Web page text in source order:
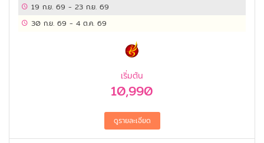
19 ก.ย. 69 - 23 ก.ย. 69
30 ก.ย. 69 - 4 ต.ค. 69
เริ่มต้น
10,990